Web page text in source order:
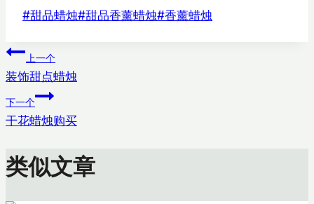
文
标
签：
#甜品蜡烛#甜品香薰蜡烛#香薰蜡烛
文
章
导
航
上一个
装饰甜点蜡烛
下一个
干花蜡烛购买
类似文章